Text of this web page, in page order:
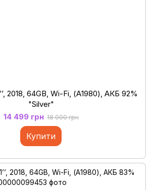
2018, 64GB, Wi-Fi, (А1980), АКБ 92%
"Silver"
14 499 грн 18 000 грн
Купити